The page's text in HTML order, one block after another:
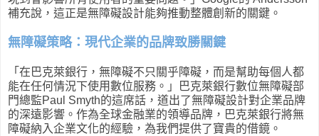
補充說，這正是無障礙設計能夠推動整體創新的關鍵。
無障礙策略：現代企業的品牌致勝關鍵
「在巴克萊銀行，無障礙不只關乎障礙，而是幫助每個人都
能在任何情況下使用數位服務。」巴克萊銀行數位無障礙部
門總監Paul Smyth的這席話，道出了無障礙設計對企業品牌
的深遠影響。作為全球金融業的領導品牌，巴克萊銀行將無
障礙納入企業文化的經驗，為我們提供了寶貴的借鏡。